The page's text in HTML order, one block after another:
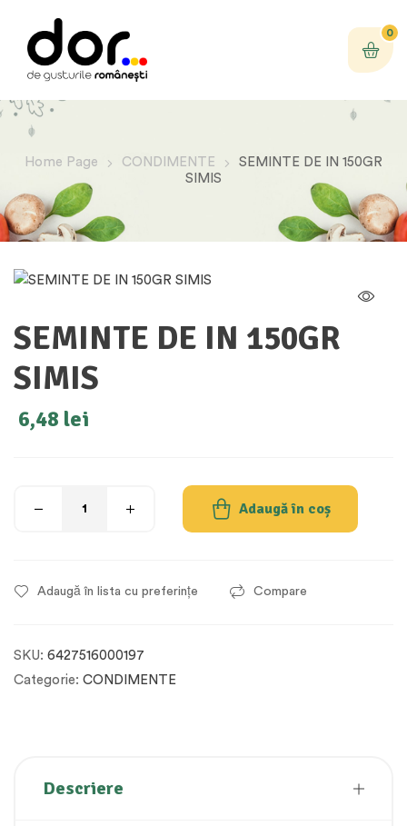
0
Home Page CONDIMENTE
SEMINTE DE IN 150GR
SIMIS
SEMINTE DE IN 150GR
SIMIS
6,48 lei
Adaugă în coș
Adaugă în lista cu preferințe Compare
SKU: 6427516000197
Categorie: CONDIMENTE
Descriere